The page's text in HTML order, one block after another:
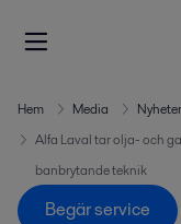
Hem Media
Nyheter
Alfa Laval tar olja- och
banbrytande teknik
Begär service